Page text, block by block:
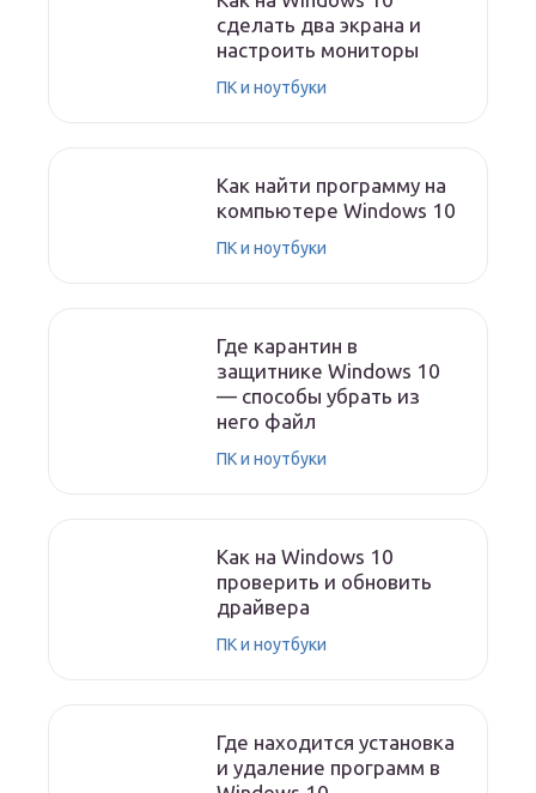
сделать два экрана и
настроить мониторы
ПК и ноутбуки
Как найти программу на
компьютере Windows 10
ПК и ноутбуки
Где карантин в
защитнике Windows 10
— способы убрать из
него файл
ПК и ноутбуки
Как на Windows 10
проверить и обновить
драйвера
ПК и ноутбуки
Где находится установка
и удаление программ в